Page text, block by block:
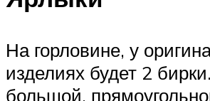
На горловине, у
изделиях будет 2
большой,